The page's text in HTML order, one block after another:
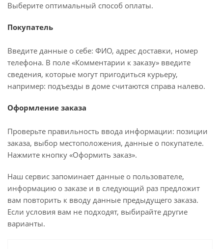
Выберите оптимальный способ оплаты.
Покупатель
Введите данные о себе: ФИО, адрес доставки, номер
телефона. В поле «Комментарии к заказу» введите
сведения, которые могут пригодиться курьеру,
например: подъезды в доме считаются справа налево.
Оформление заказа
Проверьте правильность ввода информации: позиции
заказа, выбор местоположения, данные о покупателе.
Нажмите кнопку «Оформить заказ».
Наш сервис запоминает данные о пользователе,
информацию о заказе и в следующий раз предложит
вам повторить к вводу данные предыдущего заказа.
Если условия вам не подходят, выбирайте другие
варианты.